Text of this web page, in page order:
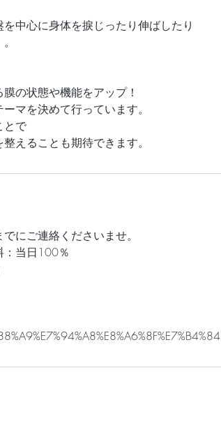
中心に身体を捩じったり伸ばしたり
の状態や機能をアップ！
マを決めて行っています。
とで
えることも期待できます。
にご連絡くださいませ。
当日100％